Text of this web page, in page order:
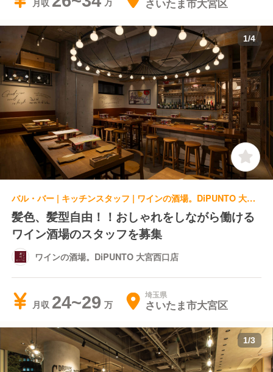
さいたま市大宮区
1/4
バル・バー | キッチンスタッフ | ワインの酒場。DiPUNTO 大宮西口店
髪色、髪型自由！！おしゃれをしながら働ける
ワイン酒場のスタッフを募集
ワインの酒場。DiPUNTO 大宮西口店
月収 24~29 埼玉県
さいたま市大宮区
1/3